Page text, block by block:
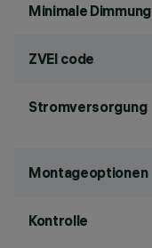
Minimale Dimmung
ZVEI code
Stromversorgung
Montageoptionen
Kontrolle